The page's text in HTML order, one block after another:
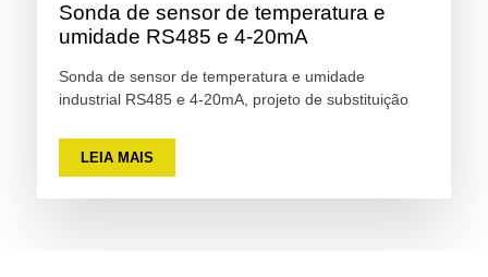
Sonda de sensor de temperatura e
umidade RS485 e 4-20mA
Sonda de sensor de temperatura e umidade
industrial RS485 e 4-20mA, projeto de substituição
LEIA MAIS